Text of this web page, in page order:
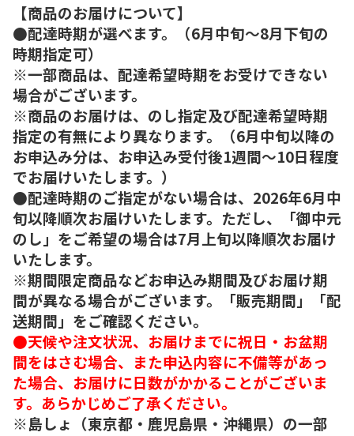
【商品のお届けについて】
●配達時期が選べます。（6月中旬～8月下旬の
時期指定可）
※一部商品は、配達希望時期をお受けできない
場合がございます。
※商品のお届けは、のし指定及び配達希望時期
指定の有無により異なります。（6月中旬以降の
お申込み分は、お申込み受付後1週間～10日程度
でお届けいたします。）
●配達時期のご指定がない場合は、2026年6月中
旬以降順次お届けいたします。ただし、「御中元
のし」をご希望の場合は7月上旬以降順次お届け
いたします。
※期間限定商品などお申込み期間及びお届け期
間が異なる場合がございます。「販売期間」「配
送期間」をご確認ください。
●天候や注文状況、お届けまでに祝日・お盆期
間をはさむ場合、また申込内容に不備等があっ
た場合、お届けに日数がかかることがございま
す。あらかじめご了承ください。
※島しょ（東京都・鹿児島県・沖縄県）の一部